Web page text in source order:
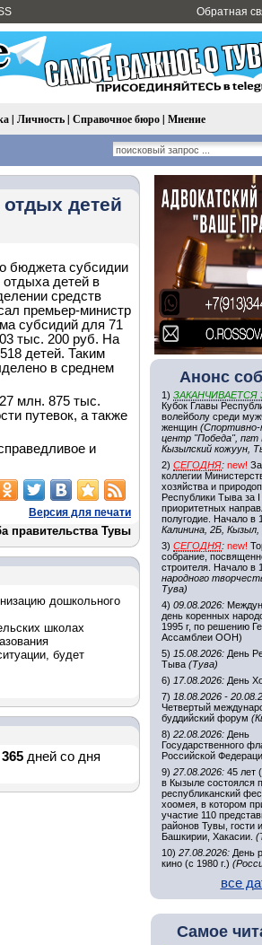
Обратная
| Личность| Справочное бюро| Мнение
детей
бюджета субсидии
отдыха детей в
средств
премьер-министр
субсидий для 71
тыс. 200 руб. На
детей. Таким
в среднем
млн. 875 тыс.
путевок, а также
и
Версия для печати
правительства Тувы
дошкольного
школах
будет
365 дней со дня
Анонс
1) ЗАКАНЧИВАЕТСЯ
Кубок Главы
волейболу среди
женщин
центр "Победа", пгт
Кызылский кожуун,
2) СЕГОДНЯ: new!
коллегии
хозяйства и
Республики Тыва за I
приоритетных
полугодие. Начало в
Калинина, 2Б, Кызыл,
3) СЕГОДНЯ: new!
собрание,
строителя. Начало в
народного
Тува)
4) 09.08.2026:
день коренных
1995 г, по решению
Ассамблеи ООН)
5) 15.08.2026: День
Тыва (Тува)
6) 17.08.2026: День
7) 18.08.2026 -
Четвертый
буддийский форум
8) 22.08.2026: День
Государственного
Российской
9) 27.08.2026: 45 лет
в Кызыле состоялся
республиканский
хоомея, в котором
участие 110
районов Тувы, гости
Башкирии, Хакасии.
10) 27.08.2026: День
кино (с 1980 г.)
все
Самое